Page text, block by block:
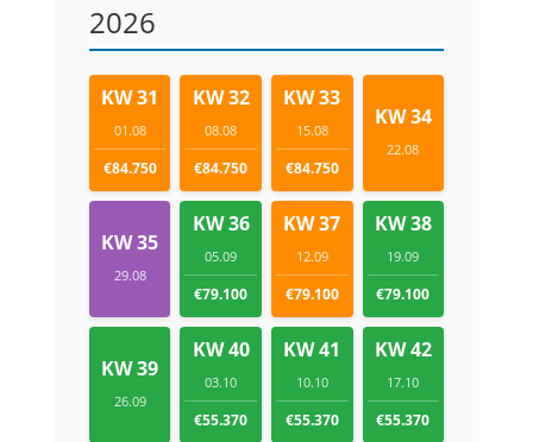
2026
KW 31
01.08
€84.750
KW 32
08.08
€84.750
KW 33
15.08
€84.750
KW 34
22.08
KW 35
29.08
KW 36
05.09
€79.100
KW 37
12.09
€79.100
KW 38
19.09
€79.100
KW 39
26.09
KW 40
03.10
€55.370
KW 41
10.10
€55.370
KW 42
17.10
€55.370